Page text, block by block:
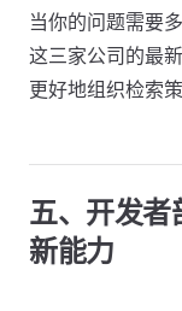
当你的问题需要
这三家公司的最
更好地组织检索
五、开发者
新能力